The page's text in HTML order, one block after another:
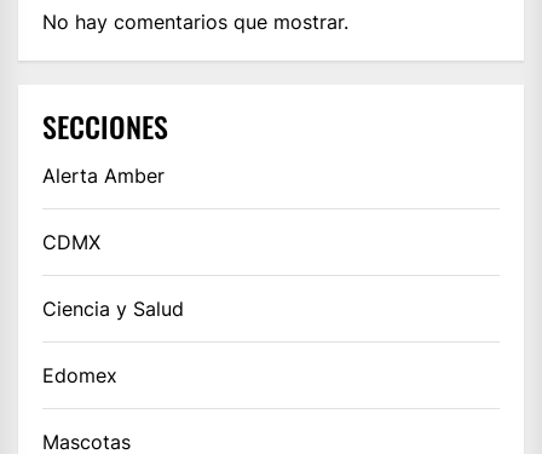
No hay comentarios que mostrar.
SECCIONES
Alerta Amber
CDMX
Ciencia y Salud
Edomex
Mascotas